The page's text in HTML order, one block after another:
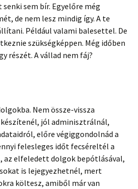
senki sem bír. Egyelőre még
de nem lesz mindig így. A te
Például valami balesettel. De
szükségképpen. Még időben
részét. A vállad nem fáj?
Nem össze-vissza
jól adminisztrálnál,
előre végiggondolnád a
felesleges időt fecséreltél a
az elfeledett dolgok bepótlásával,
is lejegyezhetnél, mert
költesz, amiből már van